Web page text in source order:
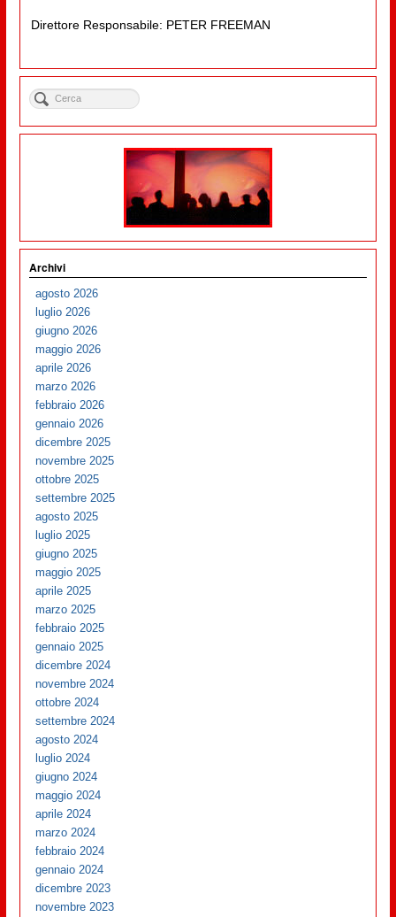
Direttore Responsabile: PETER FREEMAN
Archivi
agosto 2026
luglio 2026
giugno 2026
maggio 2026
aprile 2026
marzo 2026
febbraio 2026
gennaio 2026
dicembre 2025
novembre 2025
ottobre 2025
settembre 2025
agosto 2025
luglio 2025
giugno 2025
maggio 2025
aprile 2025
marzo 2025
febbraio 2025
gennaio 2025
dicembre 2024
novembre 2024
ottobre 2024
settembre 2024
agosto 2024
luglio 2024
giugno 2024
maggio 2024
aprile 2024
marzo 2024
febbraio 2024
gennaio 2024
dicembre 2023
novembre 2023